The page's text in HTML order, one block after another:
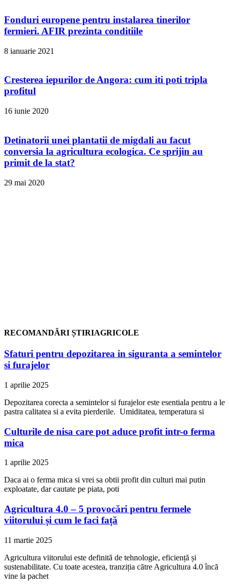
Fonduri europene pentru instalarea tinerilor
fermieri. AFIR prezinta conditiile
8 ianuarie 2021
Cresterea iepurilor de Angora: cum iti poti tripla
profitul
16 iunie 2020
Detinatorii unei plantatii de migdali au facut
conversia la agricultura ecologica. Ce sprijin au
primit de la stat?
29 mai 2020
RECOMANDĂRI ȘTIRIAGRICOLE
Sfaturi pentru depozitarea in siguranta a semintelor
si furajelor
1 aprilie 2025
Depozitarea corecta a semintelor si furajelor este esentiala pentru a le
pastra calitatea si a evita pierderile. Umiditatea, temperatura si
Culturile de nisa care pot aduce profit intr-o ferma
mica
1 aprilie 2025
Daca ai o ferma mica si vrei sa obtii profit din culturi mai putin
exploatate, dar cautate pe piata, poti
Agricultura 4.0 – 5 provocări pentru fermele
viitorului și cum le faci față
11 martie 2025
Agricultura viitorului este definită de tehnologie, eficiență și
sustenabilitate. Cu toate acestea, tranziția către Agricultura 4.0 încă
vine la pachet